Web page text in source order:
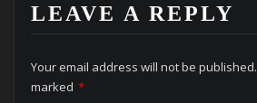
LEAVE A REPLY
Your email address will not be published.
marked *